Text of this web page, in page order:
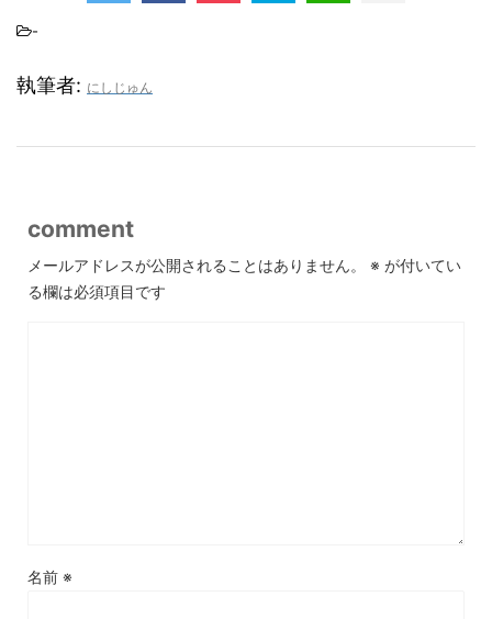
-
執筆者: にしじゅん
comment
メールアドレスが公開されることはありません。 ※ が付いてい
る欄は必須項目です
名前 ※